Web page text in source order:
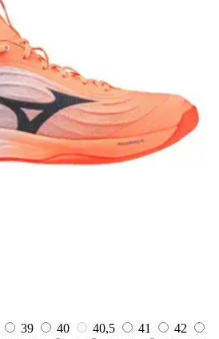
39 40 40,5 41
42